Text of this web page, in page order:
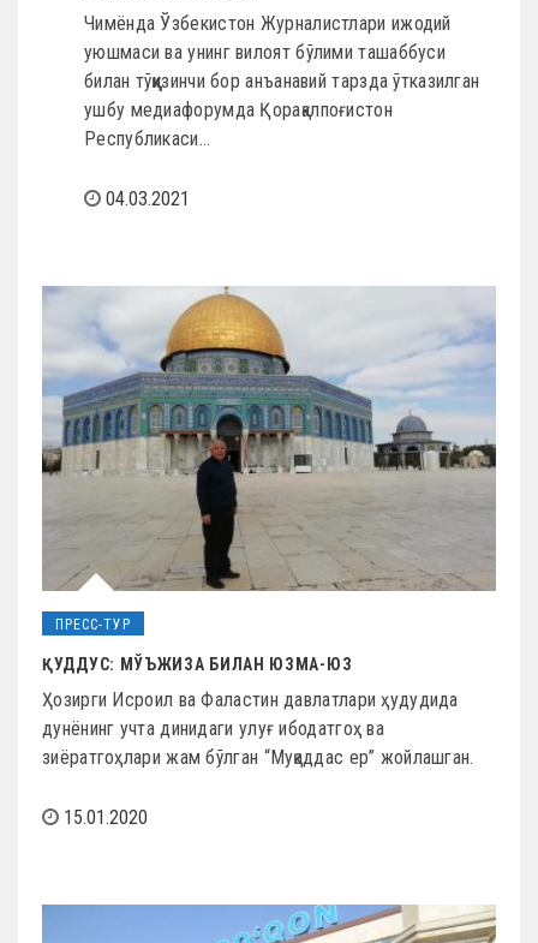
Чимёнда Ўзбекистон Журналистлари ижодий
уюшмаси ва унинг вилоят бўлими ташаббуси
билан тўққизинчи бор анъанавий тарзда ўтказилган
ушбу медиафорумда Қорақалпоғистон
Республикаси…
04.03.2021
ПРЕСС-ТУР
ҚУДДУС: МЎЪЖИЗА БИЛАН ЮЗМА-ЮЗ
Ҳозирги Исроил ва Фаластин давлатлари ҳудудида
дунёнинг учта динидаги улуғ ибодатгоҳ ва
зиёратгоҳлари жам бўлган “Муқаддас ер” жойлашган.
15.01.2020